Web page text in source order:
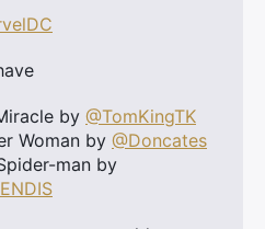
by @TomKingTK
Woman by @Doncates
man by